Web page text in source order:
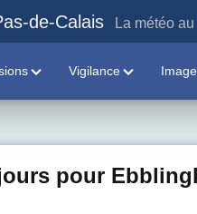
de-Calais La météo au
Vigilance
pour